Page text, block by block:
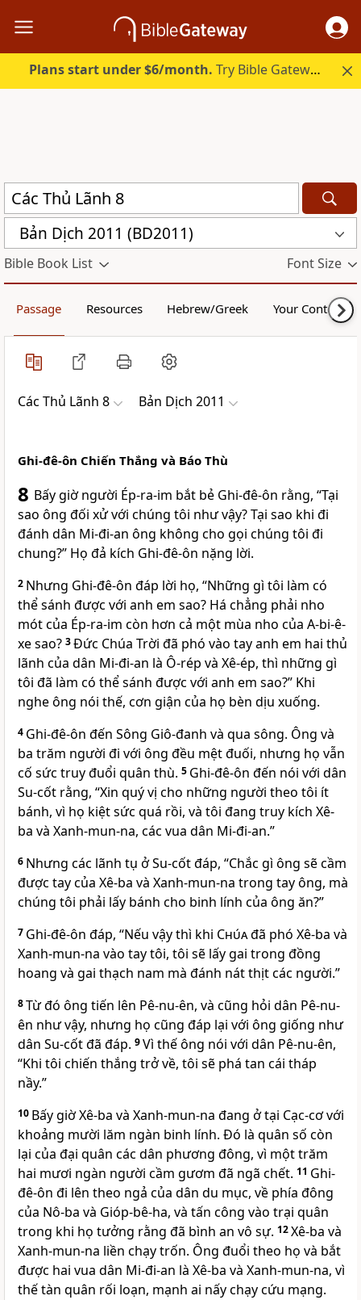
Plans start under $6/month. Try Bible Gateway Plus.
Bản Dịch 2011 (BD2011)
Bible Book List Font Size
Passage Resources Hebrew/Greek Your Content
Các Thủ Lãnh 8 Bản Dịch 2011
Ghi-đê-ôn Chiến Thắng và Báo Thù
8 Bấy giờ người Ép-ra-im bắt bẻ Ghi-đê-ôn rằng, “Tại
sao ông đối xử với chúng tôi như vậy? Tại sao khi đi
đánh dân Mi-đi-an ông không cho gọi chúng tôi đi
chung?” Họ đả kích Ghi-đê-ôn nặng lời.
2 Nhưng Ghi-đê-ôn đáp lời họ, “Những gì tôi làm có
thể sánh được với anh em sao? Há chẳng phải nho
mót của Ép-ra-im còn hơn cả một mùa nho của A-bi-ê-
xe sao? 3Ðức Chúa Trời đã phó vào tay anh em hai thủ
lãnh của dân Mi-đi-an là Ô-rép và Xê-ép, thì những gì
tôi đã làm có thể sánh được với anh em sao?” Khi
nghe ông nói thế, cơn giận của họ bèn dịu xuống.
4 Ghi-đê-ôn đến Sông Giô-đanh và qua sông. Ông và
ba trăm người đi với ông đều mệt đuối, nhưng họ vẫn
cố sức truy đuổi quân thù. 5 Ghi-đê-ôn đến nói với dân
Su-cốt rằng, “Xin quý vị cho những người theo tôi ít
bánh, vì họ kiệt sức quá rồi, và tôi đang truy kích Xê-
ba và Xanh-mun-na, các vua dân Mi-đi-an.”
6 Nhưng các lãnh tụ ở Su-cốt đáp, “Chắc gì ông sẽ cầm
được tay của Xê-ba và Xanh-mun-na trong tay ông, mà
chúng tôi phải lấy bánh cho binh lính của ông ăn?”
7 Ghi-đê-ôn đáp, “Nếu vậy thì khi Chúađã phó Xê-ba và
Xanh-mun-na vào tay tôi, tôi sẽ lấy gai trong đồng
hoang và gai thạch nam mà đánh nát thịt các người.”
8Từ đó ông tiến lên Pê-nu-ên, và cũng hỏi dân Pê-nu-
ên như vậy, nhưng họ cũng đáp lại với ông giống như
dân Su-cốt đã đáp. 9Vì thế ông nói với dân Pê-nu-ên,
“Khi tôi chiến thắng trở về, tôi sẽ phá tan cái tháp
nầy.”
10 Bấy giờ Xê-ba và Xanh-mun-na đang ở tại Cạc-cơ với
khoảng mười lăm ngàn binh lính. Ðó là quân số còn
lại của đại quân các dân phương đông, vì một trăm
hai mươi ngàn người cầm gươm đã ngã chết. 11 Ghi-
đê-ôn đi lên theo ngả của dân du mục, về phía đông
của Nô-ba và Gióp-bê-ha, và tấn công vào trại quân
trong khi họ tưởng rằng đã bình an vô sự. 12Xê-ba và
Xanh-mun-na liền chạy trốn. Ông đuổi theo họ và bắt
được hai vua dân Mi-đi-an là Xê-ba và Xanh-mun-na, vì
thế tàn quân rối loạn, mạnh ai nấy chạy cứu mạng.